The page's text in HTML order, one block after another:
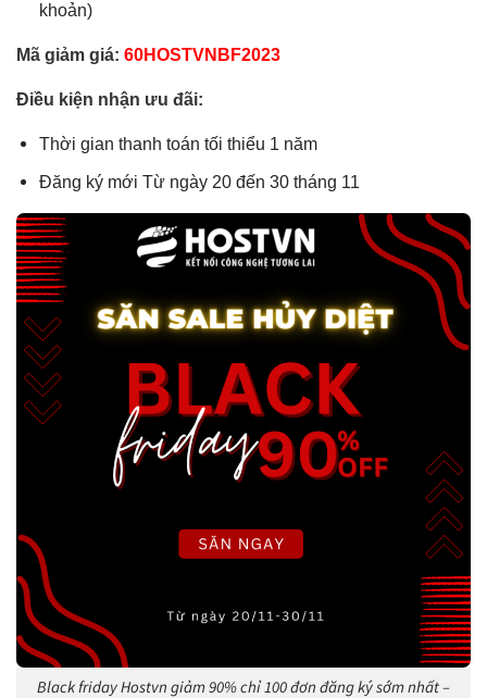
khoản)
Mã giảm giá: 60HOSTVNBF2023
Điều kiện nhận ưu đãi:
Thời gian thanh toán tối thiểu 1 năm
Đăng ký mới Từ ngày 20 đến 30 tháng 11
Black friday Hostvn giảm 90% chỉ 100 đơn đăng ký sớm nhất –